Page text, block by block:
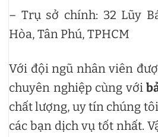
– Trụ sở chính: 32 Lũy
Hòa, Tân Phú, TPHCM
Với đội ngũ nhân viên
chuyên nghiệp cùng với
chất lượng, uy tín chúng
các bạn dịch vụ tốt nhất.